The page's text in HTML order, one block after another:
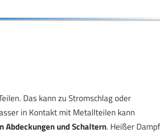
Das kann zu Stromschlag oder
in Kontakt mit Metallteilen kann
Abdeckungen und Schaltern. Heißer Dampf